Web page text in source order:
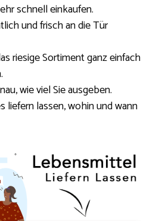
schnell einkaufen.
und frisch an die Tür
riesige Sortiment ganz einfach
wie viel Sie ausgeben.
liefern lassen, wohin und wann